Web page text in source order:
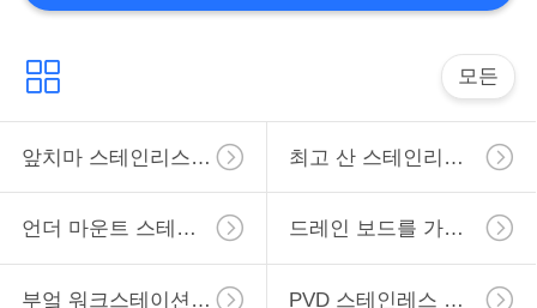
호화스러운 스테인
리스 수채
6
모든
앞치마 스테인리스 부엌 개수대 최고 산 스테인리스 부엌 개수대
언더 마운트 스테인리스 부엌 개수대 드레인 보드를 가진 부엌 개수대
부엌 워크스테이션은 가라앉습니다 PVD 스테인레스 강 싱크